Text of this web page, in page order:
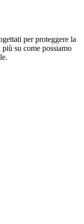
per proteggere la
su come possiamo